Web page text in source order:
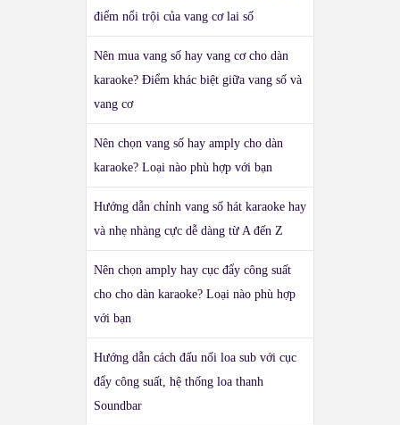
điểm nổi trội của vang cơ lai số
Nên mua vang số hay vang cơ cho dàn
karaoke? Điểm khác biệt giữa vang số và
vang cơ
Nên chọn vang số hay amply cho dàn
karaoke? Loại nào phù hợp với bạn
Hướng dẫn chỉnh vang số hát karaoke hay
và nhẹ nhàng cực dễ dàng từ A đến Z
Nên chọn amply hay cục đẩy công suất
cho cho dàn karaoke? Loại nào phù hợp
với bạn
Hướng dẫn cách đấu nối loa sub với cục
đẩy công suất, hệ thống loa thanh
Soundbar